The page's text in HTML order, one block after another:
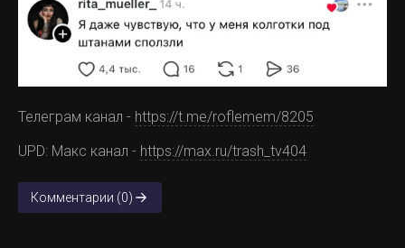
Телеграм канал - https://t.me/roflemem/8205
UPD: Макс канал - https://max.ru/trash_tv404
Комментарии (0)